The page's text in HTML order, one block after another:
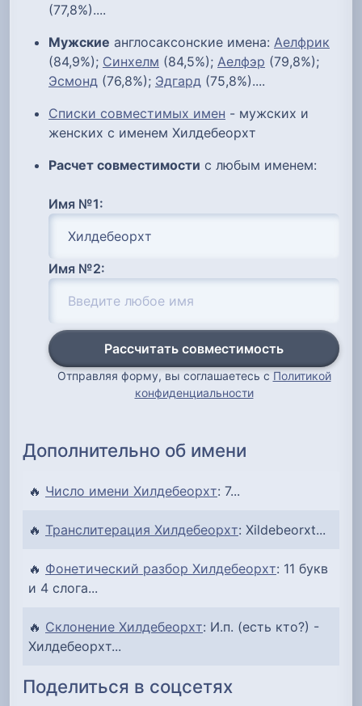
(77,8%)....
Мужские англосаксонские имена: Аелфрик
(84,9%); Синхелм (84,5%); Аелфэр (79,8%);
Эсмонд (76,8%); Эдгард (75,8%)....
Списки совместимых имен - мужских и
женских с именем Хилдебеорхт
Расчет совместимости с любым именем:
Имя №1:
Имя №2:
Рассчитать совместимость
Отправляя форму, вы соглашаетесь с Политикой
конфиденциальности
Дополнительно об имени
🔥 Число имени Хилдебеорхт: 7...
🔥 Транслитерация Хилдебеорхт: Xildebeorxt...
🔥 Фонетический разбор Хилдебеорхт: 11 букв
и 4 слога...
🔥 Склонение Хилдебеорхт: И.п. (есть кто?) -
Хилдебеорхт...
Поделиться в соцсетях